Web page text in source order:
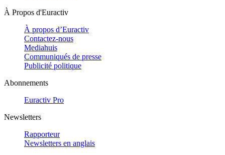
À Propos d'Euractiv
À propos d’Euractiv
Contactez-nous
Mediahuis
Communiqués de presse
Publicité politique
Abonnements
Euractiv Pro
Newsletters
Rapporteur
Newsletters en anglais